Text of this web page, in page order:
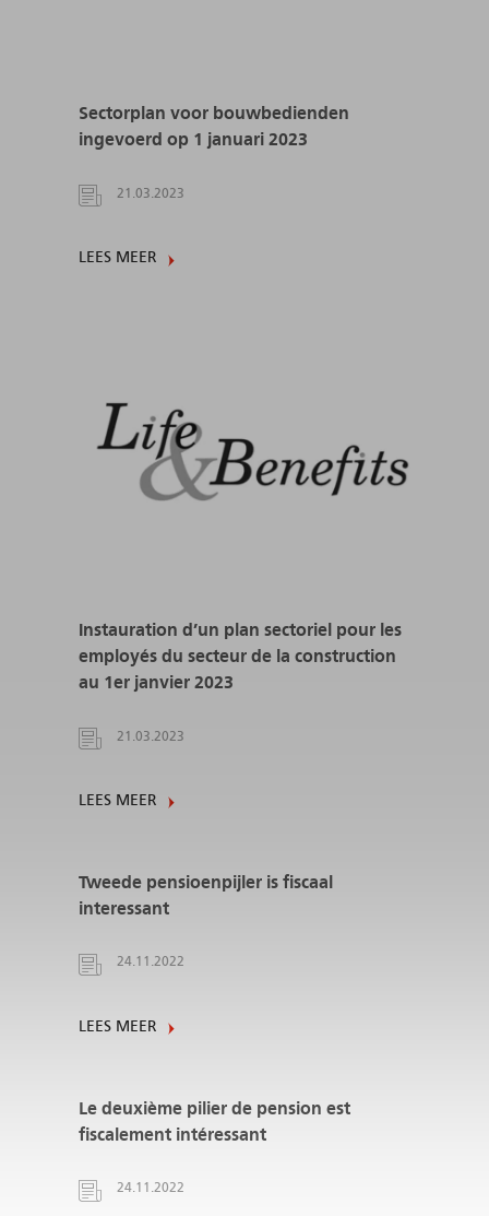
Sectorplan voor bouwbedienden
ingevoerd op 1 januari 2023
21.03.2023
LEES MEER
Instauration d’un plan sectoriel pour les
employés du secteur de la construction
au 1er janvier 2023
21.03.2023
LEES MEER
Tweede pensioenpijler is fiscaal
interessant
24.11.2022
LEES MEER
Le deuxième pilier de pension est
fiscalement intéressant
24.11.2022